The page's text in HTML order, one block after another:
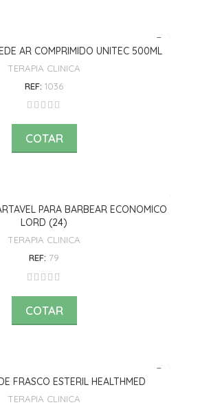
AR COMPRIMIDO UNITEC 500ML
TERAPIA CLINICA
REF: 1036
COTAR
PARA BARBEAR ECONOMICO
LORD (24)
TERAPIA CLINICA
REF: 79
COTAR
FRASCO ESTERIL HEALTHMED
TERAPIA CLINICA